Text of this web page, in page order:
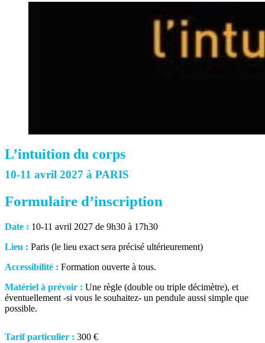
L’intuition du corps
10-11 avril 2027 à PARIS
Formulaire d’inscription
Date : 10-11 avril 2027 de 9h30 à 17h30
Lieu : Paris (le lieu exact sera précisé ultérieurement)
Accessibilité : Formation ouverte à tous.
Matériel à prévoir : Une règle (double ou triple décimètre), et
éventuellement -si vous le souhaitez- un pendule aussi simple que
possible.
Tarif particulier : 300 €